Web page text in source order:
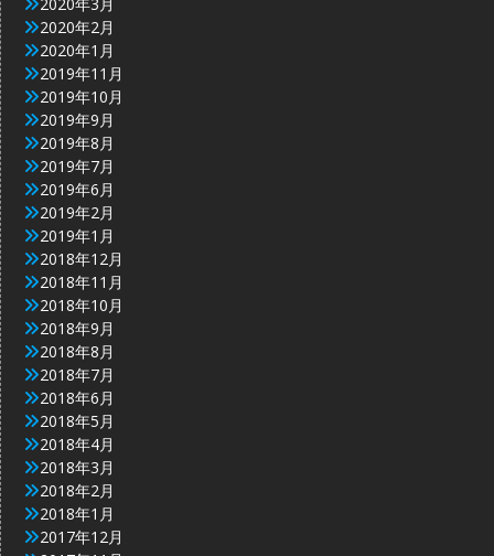
2020年2月
2020年1月
2019年11月
2019年10月
2019年9月
2019年8月
2019年7月
2019年6月
2019年2月
2019年1月
2018年12月
2018年11月
2018年10月
2018年9月
2018年8月
2018年7月
2018年6月
2018年5月
2018年4月
2018年3月
2018年2月
2018年1月
2017年12月